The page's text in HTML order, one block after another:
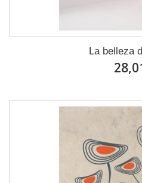
La belleza